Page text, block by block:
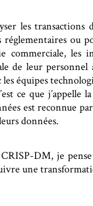
les
réglementaires ou
commerciale,
de leur
équipes
ce que j’appelle
est reconnue
données.
DM, je
une